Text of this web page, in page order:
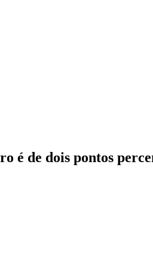
é de dois pontos